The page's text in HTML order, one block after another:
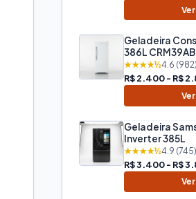
Geladeira
386L CRM39AB
★★★★½4.6 (982)
R$ 2.400 - R$
Geladeira
Inverter 385L
★★★★½4.9 (745)
R$ 3.400 - R$